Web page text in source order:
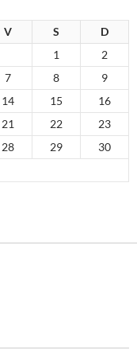
V S
D
1
2
7 8
9
14 15
16
21 22
23
28 29
30